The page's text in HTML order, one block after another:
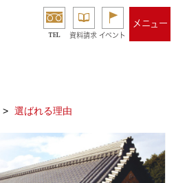
TEL 資料請求 イベント
メニュー
選ばれる理由